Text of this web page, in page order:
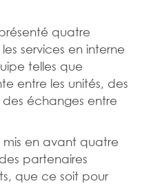
quatre
services en interne
telles que
entre les unités, des
échanges entre
en avant quatre
partenaires
que ce soit pour